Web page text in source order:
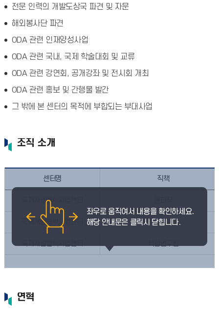
전문 인력의 개발도상국 파견 및 자문
해외봉사단 파견
ODA 관련 인재양성사업
ODA 관련 국내, 국제 학술대회 및 교류
ODA 관련 강연회, 공개강좌 및 전시회 개최
ODA 관련 홍보 및 간행물 발간
그 밖에 본 센터의 목적에 부합되는 부대사업
조직 소개
센터명 직책
국제개발협력사업센터
국제개발협력사업센터 팀장
연혁